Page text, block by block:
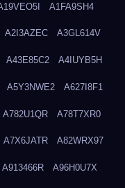
A1FA9SH4
A2I3AZEC A3GL614V
A43E85C2 A4IUYB5H
A5Y3NWE2 A627I8F1
A782U1QR A78T7XR0
A7X6JATR A82WRX97
A913466R A96H0U7X